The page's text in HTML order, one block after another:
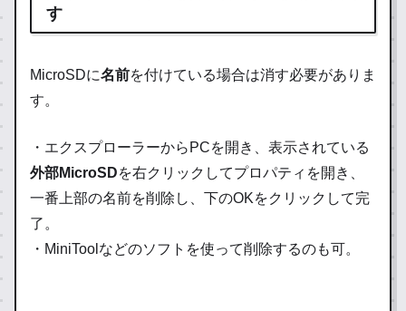
す
MicroSDに名前を付けている場合は消す必要がありま
す。
・エクスプローラーからPCを開き、表示されている
外部MicroSDを右クリックしてプロパティを開き、
一番上部の名前を削除し、下のOKをクリックして完
了。
・MiniToolなどのソフトを使って削除するのも可。